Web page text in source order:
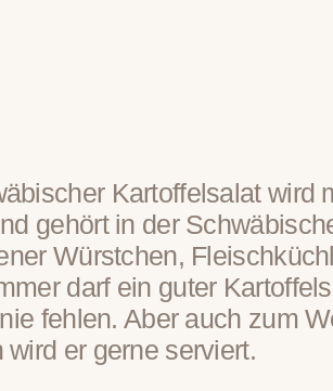
Kartoffelsalat wird
gehört in der
Würstchen,
darf ein guter
fehlen. Aber auch zum
er gerne serviert.